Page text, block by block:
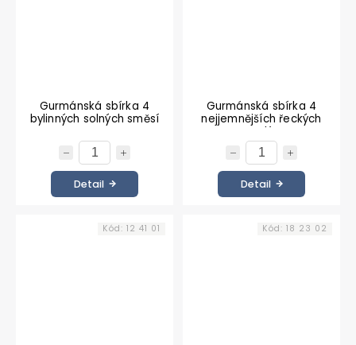
Gurmánská sbírka 4
bylinných solných směsí
Detail
Gurmánská sbírka 4
nejjemnějších řeckých
solí
Detail
Kód: 12 41 01 Kód: 18 23 02